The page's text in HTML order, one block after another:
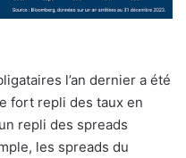
l’an dernier a été
fort repli des taux en
repli des spreads
les spreads du